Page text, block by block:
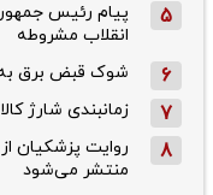
5
پیام رئیس
انقلاب مشروطه
6 شوک قبض برق
7 زمانبندی شارژ
8
روایت پزشکیان
منتشر می‌شود